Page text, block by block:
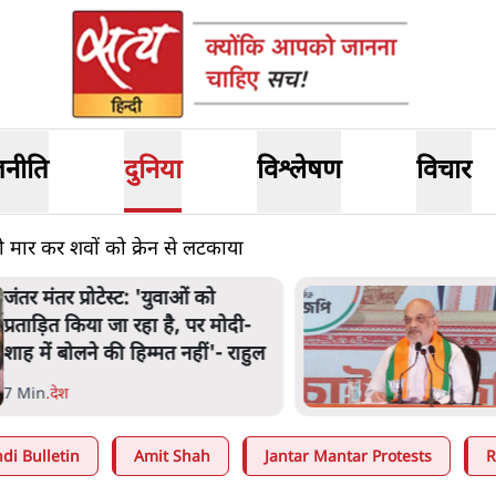
दुनिया विश्लेषण विचार
मार कर शवों को क्रेन से लटकाया
मंतर प्रोटेस्ट: 'युवाओं को
किया जा रहा है, पर मोदी-
में बोलने की हिम्मत नहीं'- राहुल
.देश
Bulletin Amit Shah Jantar Mantar Protests